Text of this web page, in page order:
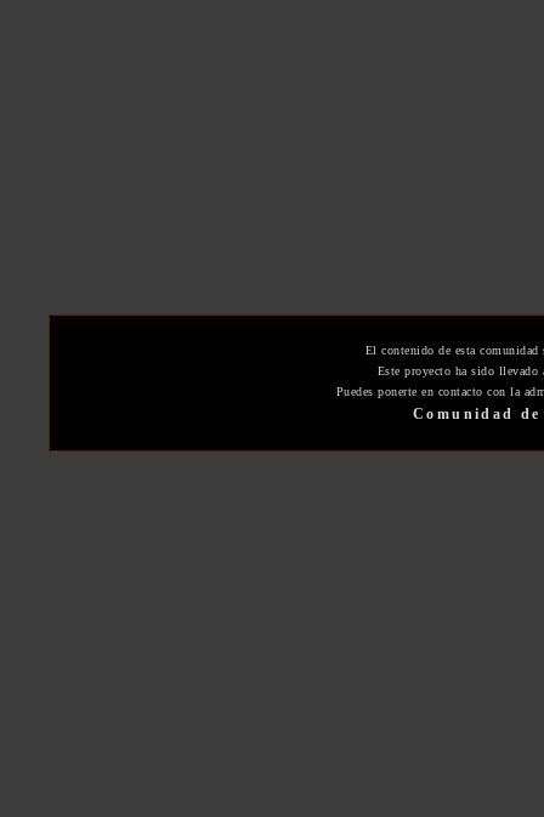
El contenido de esta
Este proyecto ha sido
Puedes ponerte en contacto con la
Comunidad